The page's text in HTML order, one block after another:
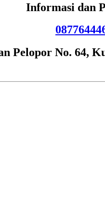
Informasi dan
Pelopor No. 64,